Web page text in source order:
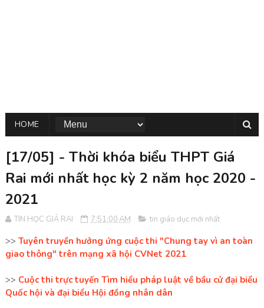
HOME
[17/05] - Thời khóa biểu THPT Giá
Rai mới nhất học kỳ 2 năm học 2020 -
2021
TIN HỌC GIÁ RAI 7:51:00 AM tin giáo dục mới nhất
>> Tuyên truyền hưởng ứng cuộc thi "Chung tay vì an toàn
giao thông" trên mạng xã hội CVNet 2021
>> Cuộc thi trực tuyến Tìm hiểu pháp luật về bầu cử đại biểu
Quốc hội và đại biểu Hội đồng nhân dân